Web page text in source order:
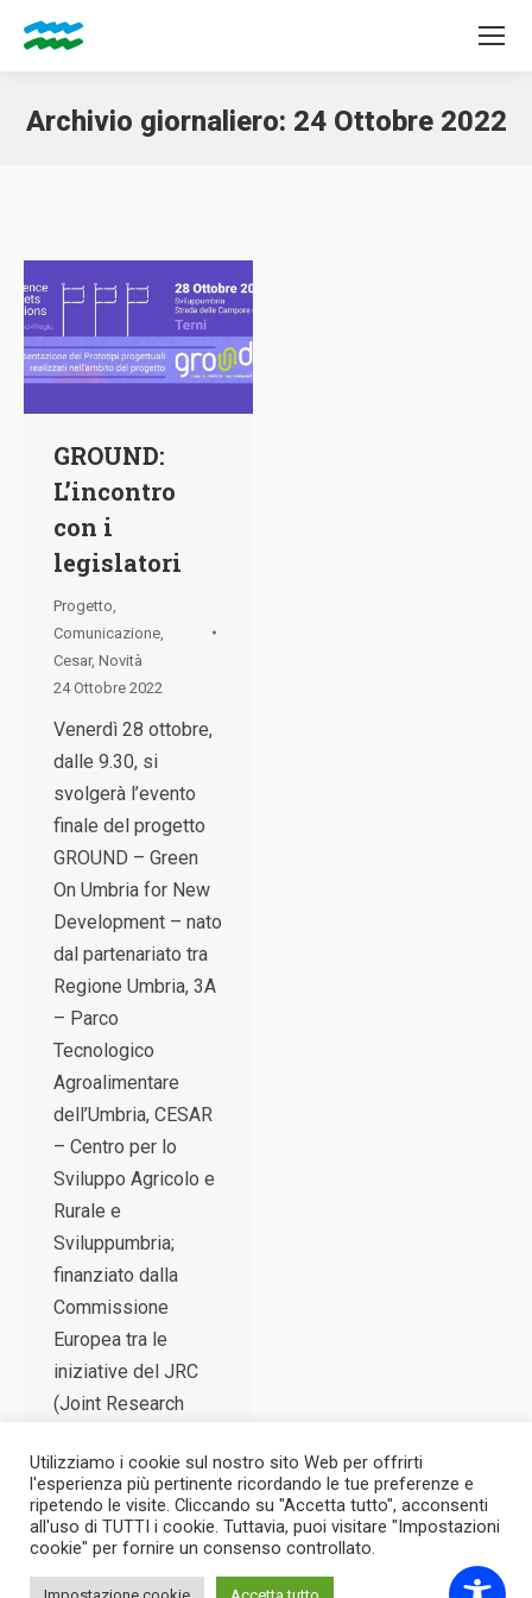
Archivio giornaliero: 24 Ottobre 2022
GROUND:
L’incontro
con i
legislatori
Progetto
Comunicazione
Cesar, Novità
24 Ottobre 2022
Venerdì 28 ottobre,
dalle 9.30, si
svolgerà l’evento
finale del progetto
GROUND – Green
On Umbria for New
Development – nato
dal partenariato tra
Regione Umbria, 3A
– Parco
Tecnologico
Agroalimentare
dell’Umbria, CESAR
– Centro per lo
Sviluppo Agricolo e
Rurale e
Sviluppumbria;
finanziato dalla
Commissione
Europea tra le
iniziative del JRC
(Joint Research
Utilizziamo i cookie sul nostro sito Web per offrirti
l'esperienza più pertinente ricordando le tue preferenze e
ripetendo le visite. Cliccando su "Accetta tutto", acconsenti
all'uso di TUTTI i cookie. Tuttavia, puoi visitare "Impostazioni
cookie" per fornire un consenso controllato.